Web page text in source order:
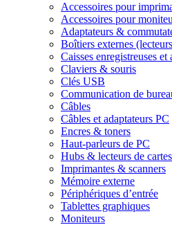
Accessoires pour
Accessoires pour
Adaptateurs &
Boîtiers externes
Caisses enregistreuses et
Claviers & souris
Clés USB
Communication de
Câbles
Câbles et adaptateurs PC
Encres & toners
Haut-parleurs de PC
Hubs & lecteurs de
Imprimantes & scanners
Mémoire externe
Périphériques d’entrée
Tablettes graphiques
Moniteurs